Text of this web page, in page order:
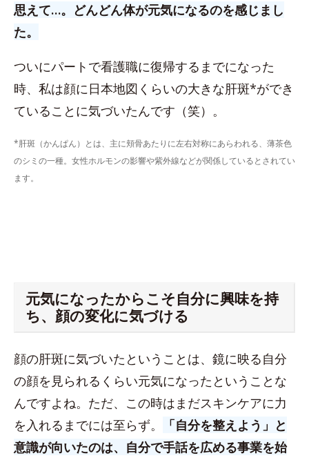
思えて…。どんどん体が元気になるのを感じまし
た。
ついにパートで看護職に復帰するまでになった
時、私は顔に日本地図くらいの大きな肝斑*ができ
ていることに気づいたんです（笑）。
*肝斑（かんぱん）とは、主に頬骨あたりに左右対称にあらわれる、薄茶色
のシミの一種。女性ホルモンの影響や紫外線などが関係しているとされてい
ます。
元気になったからこそ自分に興味を持
ち、顔の変化に気づける
顔の肝斑に気づいたということは、鏡に映る自分
の顔を見られるくらい元気になったということな
んですよね。ただ、この時はまだスキンケアに力
を入れるまでには至らず。
「自分を整えよう」と
意識が向いたのは、自分で手話を広める事業を始